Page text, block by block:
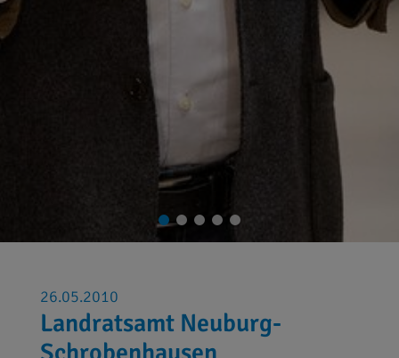
26.05.2010
Landratsamt Neuburg-